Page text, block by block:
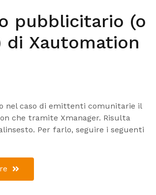
pubblicitario (o
Xautomation
nel caso di emittenti comunitarie il
che tramite Xmanager. Risulta
Per farlo, seguire i seguenti